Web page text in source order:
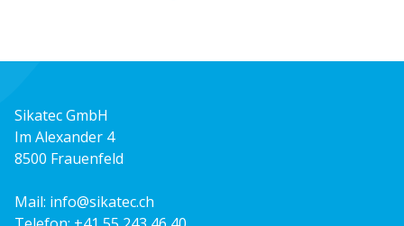
Sikatec GmbH
Im Alexander 4
8500 Frauenfeld
Mail: info@sikatec.ch